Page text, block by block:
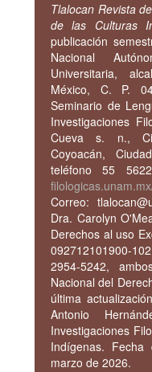
Tlalocan Revista
de las Culturas
publicación
Nacional
Universitaria,
México, C. P.
Seminario de
Investigaciones
Cueva s. n.,
Coyoacán,
teléfono 55
Correo:
Dra. Carolyn
De­rechos al uso
092712101900-
2954-5242,
Nacional del
última
Antonio
Investigaciones
Indígenas.
marzo de 2026.